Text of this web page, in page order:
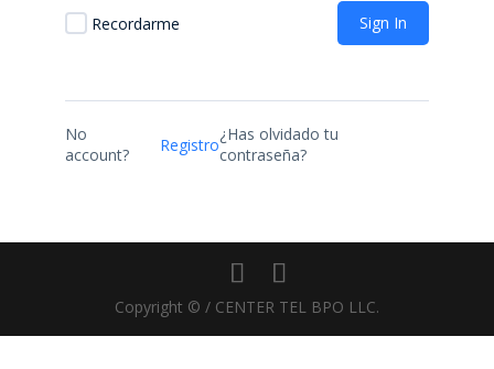
Recordarme Sign In
No
account?
Registro¿Has olvidado tu
contraseña?
Copyright © / CENTER TEL BPO LLC.